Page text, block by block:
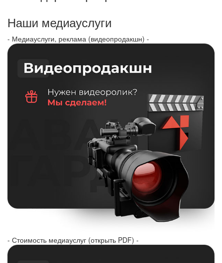
Наши медиауслуги
- Медиауслуги, реклама (видеопродакшн) -
- Стоимость медиауслуг (открыть PDF) -